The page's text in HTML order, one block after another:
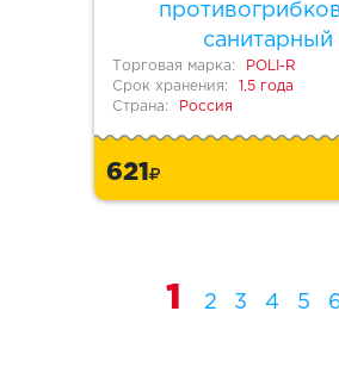
санитарный
Торговая марка:
POLI-R
Срок хранения:
1,5 года
Страна:
Россия
621
1 2 3 4 5